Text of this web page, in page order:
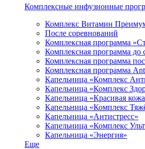
Комплексные инфузионные
Комплекс Витамин
После соревнований
Комплексная программа
Комплексная программа до
Комплексная программа
Комплексная программа
Капельница «Комплекс
Капельница «Комплекс
Капельница «Красивая
Капельница «Комплекс
Капельница «Антистресс»
Капельница «Комплекс
Капельница «Энергия»
Еще